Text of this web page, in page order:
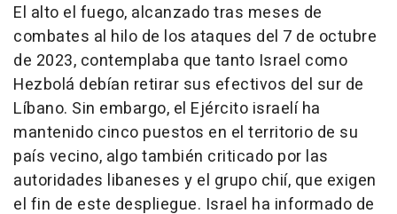
El alto el fuego, alcanzado tras meses de
combates al hilo de los ataques del 7 de octubre
de 2023, contemplaba que tanto Israel como
Hezbolá debían retirar sus efectivos del sur de
Líbano. Sin embargo, el Ejército israelí ha
mantenido cinco puestos en el territorio de su
país vecino, algo también criticado por las
autoridades libaneses y el grupo chií, que exigen
el fin de este despliegue. Israel ha informado de